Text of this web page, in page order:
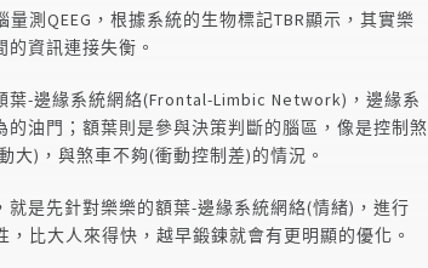
測QEEG，根據系統的生物標記TBR顯示，其實樂
資訊連接失衡。
-邊緣系統網絡(Frontal-Limbic Network)，邊緣系
油門；額葉則是參與決策判斷的腦區，像是控制煞
大)，與煞車不夠(衝動控制差)的情況。
是先針對樂樂的額葉-邊緣系統網絡(情緒)，進行
比大人來得快，越早鍛鍊就會有更明顯的優化。